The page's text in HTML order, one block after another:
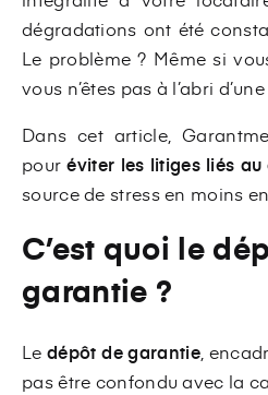
dégradations ont été
Le problème ? Même si
vous n’êtes pas à l’abri
Dans cet article,
pouréviter les litiges liés
source de stress en moins
C’est quoi le
garantie ?
Ledépôt de garantie,
pas être confondu avec la